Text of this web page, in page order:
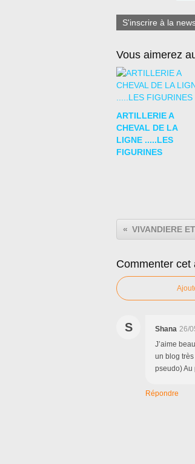
S'inscrire à la
Vous aimerez
ARTILLERIE A
CHEVAL DE LA
LIGNE .....LES
FIGURINES
VIVANDIERE
Commenter cet
S Shana 26/
J’aime
un blog
pseudo) Au
Répondre